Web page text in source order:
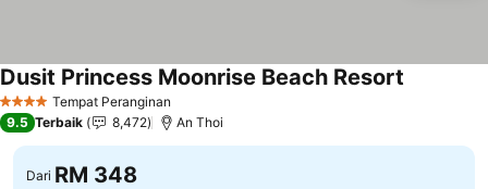
4 BintangTempat Peranginan
Dusit Princess Moonrise Beach Resort
9.5 Terbaik 8,472 An Thoi
Dari RM 348